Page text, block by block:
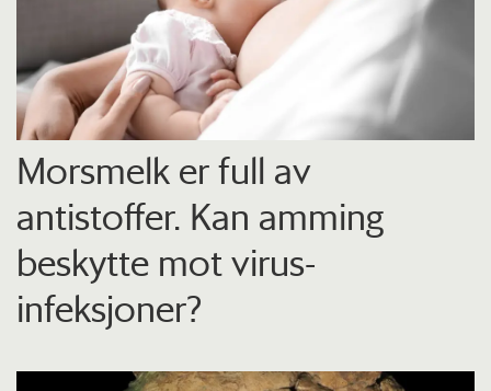
Morsmelk er full av
antistoffer. Kan amming
beskytte mot virus-
infeksjoner?